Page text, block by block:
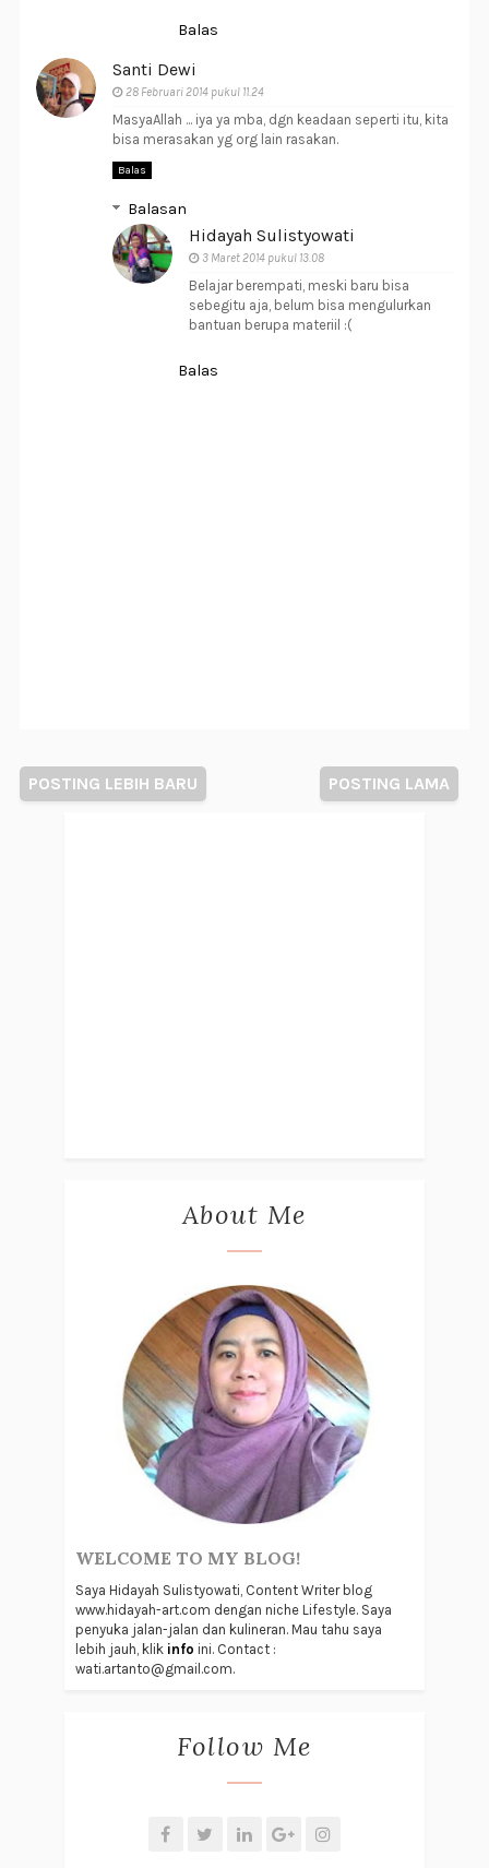
Balas
Santi Dewi
28 Februari 2014 pukul 11.24
MasyaAllah ... iya ya mba, dgn keadaan seperti itu, kita
bisa merasakan yg org lain rasakan.
Balas
Balasan
Hidayah Sulistyowati
3 Maret 2014 pukul 13.08
Belajar berempati, meski baru bisa
sebegitu aja, belum bisa mengulurkan
bantuan berupa materiil :(
Balas
POSTING LEBIH BARU POSTING LAMA
About Me
WELCOME TO MY BLOG!
Saya Hidayah Sulistyowati, Content Writer blog
www.hidayah-art.com dengan niche Lifestyle. Saya
penyuka jalan-jalan dan kulineran. Mau tahu saya
lebih jauh, klik info ini. Contact :
wati.artanto@gmail.com.
Follow Me